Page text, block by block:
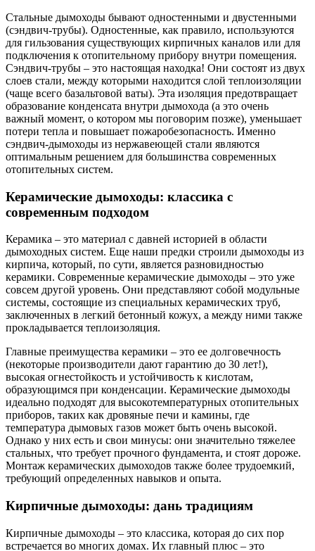
Стальные дымоходы бывают одностенными и двустенными
(сэндвич-трубы). Одностенные, как правило, используются
для гильзования существующих кирпичных каналов или для
подключения к отопительному прибору внутри помещения.
Сэндвич-трубы – это настоящая находка! Они состоят из двух
слоев стали, между которыми находится слой теплоизоляции
(чаще всего базальтовой ваты). Эта изоляция предотвращает
образование конденсата внутри дымохода (а это очень
важный момент, о котором мы поговорим позже), уменьшает
потери тепла и повышает пожаробезопасность. Именно
сэндвич-дымоходы из нержавеющей стали являются
оптимальным решением для большинства современных
отопительных систем.
Керамические дымоходы: классика с
современным подходом
Керамика – это материал с давней историей в области
дымоходных систем. Еще наши предки строили дымоходы из
кирпича, который, по сути, является разновидностью
керамики. Современные керамические дымоходы – это уже
совсем другой уровень. Они представляют собой модульные
системы, состоящие из специальных керамических труб,
заключенных в легкий бетонный кожух, а между ними также
прокладывается теплоизоляция.
Главные преимущества керамики – это ее долговечность
(некоторые производители дают гарантию до 30 лет!),
высокая огнестойкость и устойчивость к кислотам,
образующимся при конденсации. Керамические дымоходы
идеально подходят для высокотемпературных отопительных
приборов, таких как дровяные печи и камины, где
температура дымовых газов может быть очень высокой.
Однако у них есть и свои минусы: они значительно тяжелее
стальных, что требует прочного фундамента, и стоят дороже.
Монтаж керамических дымоходов также более трудоемкий,
требующий определенных навыков и опыта.
Кирпичные дымоходы: дань традициям
Кирпичные дымоходы – это классика, которая до сих пор
встречается во многих домах. Их главный плюс – это